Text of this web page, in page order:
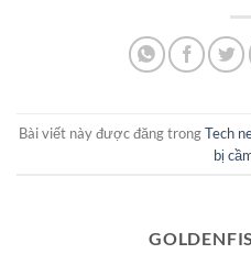
Bài viết này được đăng trongTech
bị